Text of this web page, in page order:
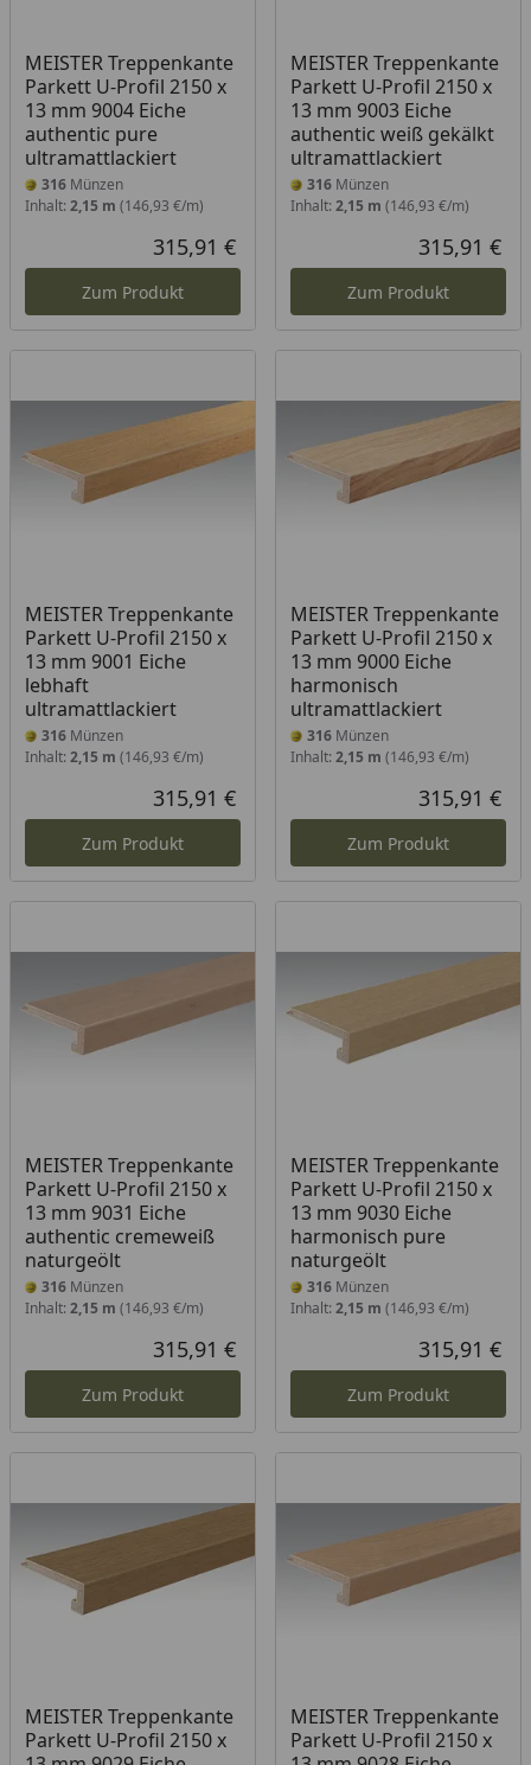
MEISTER Treppenkante
Parkett U-Profil 2150 x
13 mm 9004 Eiche
authentic pure
ultramattlackiert
316 Münzen
Inhalt: 2,15 m (146,93 €/m)
Aktueller Preis
315,91 €
Zum Produkt
MEISTER Treppenkante
Parkett U-Profil 2150 x
13 mm 9003 Eiche
authentic weiß gekälkt
ultramattlackiert
316Münzen
Inhalt: 2,15 m (146,93 €/m)
315,91 €
Zum Produkt
MEISTER Treppenkante
Parkett U-Profil 2150 x
13 mm 9001 Eiche
lebhaft
ultramattlackiert
316 Münzen
Inhalt: 2,15 m (146,93 €/m)
Aktueller Preis
315,91 €
Zum Produkt
MEISTER Treppenkante
Parkett U-Profil 2150 x
13 mm 9000 Eiche
harmonisch
ultramattlackiert
316Münzen
Inhalt: 2,15 m (146,93 €/m)
315,91 €
Zum Produkt
MEISTER Treppenkante
Parkett U-Profil 2150 x
13 mm 9031 Eiche
authentic cremeweiß
naturgeölt
316 Münzen
Inhalt: 2,15 m (146,93 €/m)
Aktueller Preis
315,91 €
Zum Produkt
MEISTER Treppenkante
Parkett U-Profil 2150 x
13 mm 9030 Eiche
harmonisch pure
naturgeölt
316Münzen
Inhalt: 2,15 m (146,93 €/m)
315,91 €
Zum Produkt
MEISTER Treppenkante
Parkett U-Profil 2150 x
MEISTER Treppenkante
Parkett U-Profil 2150 x